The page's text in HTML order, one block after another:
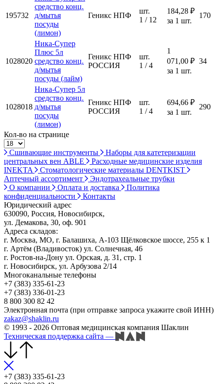
195732
средство конц.
д/мытья
посуды
(лимон)
Геникс НПФ
шт.
1 / 12
184,28 ₽
за 1 шт.
170
1028020
Ника-Супер
Плюс 5л
средство конц.
д/мытья
посуды (лайм)
Геникс НПФ
РОССИЯ
шт.
1 / 4
1
071,00 ₽
за 1 шт.
34
1028018
Ника-Супер 5л
средство конц.
д/мытья
посуды
(лимон)
Геникс НПФ
РОССИЯ
шт.
1 / 4
694,66 ₽
за 1 шт.
290
Кол-во на странице
Сшивающие инструменты
Наборы для катетеризации
центральных вен ABLE
Расходные медицинские изделия
INEKTA
Стоматологические материалы DENTKIST
Аптечный ассортимент
Эндотрахеальные трубки
О компании
Оплата и доставка
Политика
конфиденциальности
Контакты
Юридический адрес
630090, Россия, Новосибирск,
ул. Демакова, 30, оф. 901
Адреса складов:
г. Москва, МО, г. Балашиха, А-103 Щёлковское шоссе, 255 к 1
г. Артём (Владивосток) ул. Солнечная, 46
г. Ростов-на-Дону ул. Орская, д. 31, стр. 1
г. Новосибирск, ул. Арбузова 2/14
Многоканальные телефоны
+7 (383) 335-61-23
+7 (383) 336-01-23
8 800 300 82 42
Электронная почта (при отправке запроса укажите свой ИНН)
zakaz@shaklin.ru
© 1993 - 2026 Оптовая медицинская компания Шаклин
Техническая поддержка сайта —
+7 (383) 335-61-23